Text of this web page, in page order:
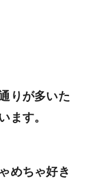
りが多いた
ます。
めちゃ好き